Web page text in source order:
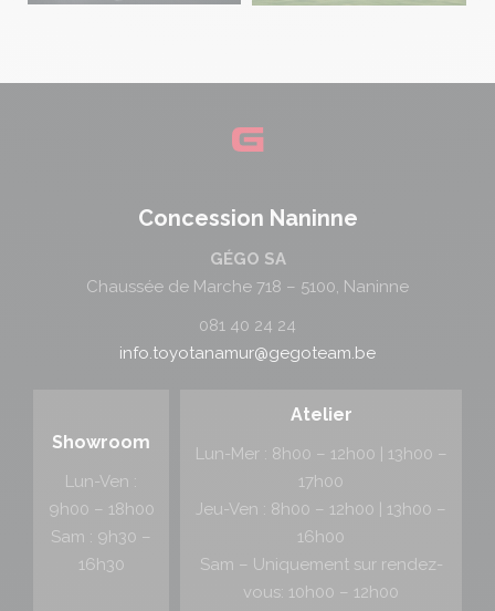
Concession Naninne
GÉGO SA
Chaussée de Marche 718 – 5100, Naninne
081 40 24 24
info.toyotanamur@gegoteam.be
Showroom
Lun-Ven :
9h00 – 18h00
Sam : 9h30 –
16h30
Atelier
Lun-Mer : 8h00 – 12h00 | 13h00 –
17h00
Jeu-Ven : 8h00 – 12h00 | 13h00 –
16h00
Sam – Uniquement sur rendez-
vous: 10h00 – 12h00